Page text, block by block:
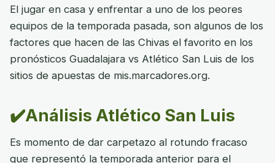
El jugar en casa y enfrentar a uno de los peores
equipos de la temporada pasada, son algunos de los
factores que hacen de las Chivas el favorito en los
pronósticos Guadalajara vs Atlético San Luis de los
sitios de apuestas de mis.marcadores.org.
✔️Análisis Atlético San Luis
Es momento de dar carpetazo al rotundo fracaso
que representó la temporada anterior para el